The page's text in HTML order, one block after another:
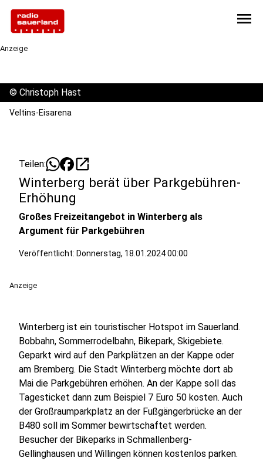
menu
Anzeige
© Christoph Hast
Veltins-Eisarena
Teilen: open_in_new
Winterberg berät über Parkgebühren-
Erhöhung
Großes Freizeitangebot in Winterberg als
Argument für Parkgebühren
Veröffentlicht: Donnerstag, 18.01.2024 00:00
Anzeige
Winterberg ist ein touristischer Hotspot im Sauerland.
Bobbahn, Sommerrodelbahn, Bikepark, Skigebiete.
Geparkt wird auf den Parkplätzen an der Kappe oder
am Bremberg. Die Stadt Winterberg möchte dort ab
Mai die Parkgebühren erhöhen. An der Kappe soll das
Tagesticket dann zum Beispiel 7 Euro 50 kosten. Auch
der Großraumparkplatz an der Fußgängerbrücke an der
B480 soll im Sommer bewirtschaftet werden.
Besucher der Bikeparks in Schmallenberg-
Gellinghausen und Willingen können kostenlos parken.